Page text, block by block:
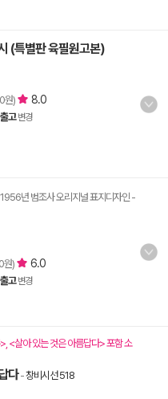
(특별판 육필원고본)
원) 8.0
고 변경
년 범조사 오리지널 표지디자인-
원) 6.0
고 변경
<살아 있는 것은 아름답다> 포함 소
다-창비시선 518